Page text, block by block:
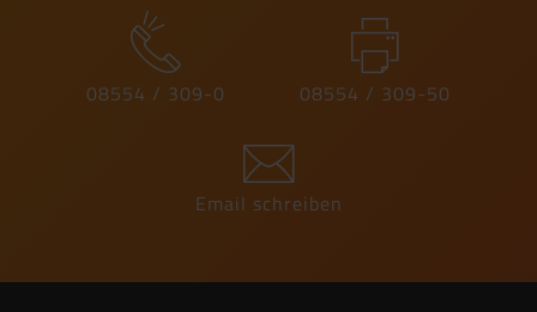
08554 / 309-0 08554 / 309-50
Email schreiben